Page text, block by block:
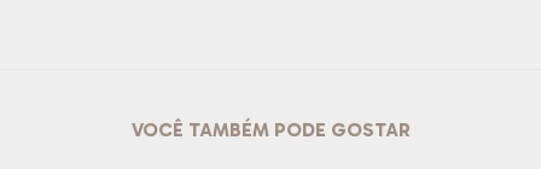
VOCÊ TAMBÉM PODE GOSTAR